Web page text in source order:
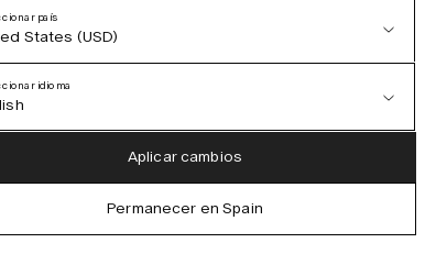
país
States (USD)
(EUR)
idioma
Aplicar cambios
Permanecer en Spain